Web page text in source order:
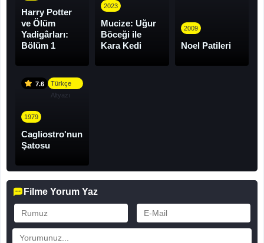
Harry Potter
ve Ölüm
Yadigârları:
Bölüm 1
2023
Mucize: Uğur
Böceği ile
Kara Kedi
2009
Noel Patileri
7.6
Türkçe
Altyazı
1979
Cagliostro'nun
Şatosu
Filme Yorum Yaz